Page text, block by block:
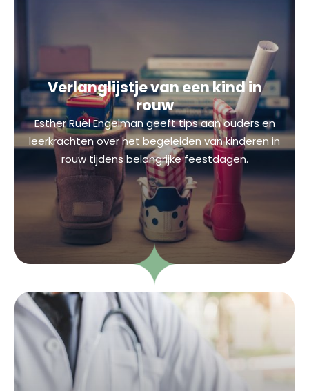
Verlanglijstje van een kind in
rouw
Esther Ruël Engelman geeft tips aan ouders en
leerkrachten over het begeleiden van kinderen in
rouw tijdens belangrijke feestdagen.